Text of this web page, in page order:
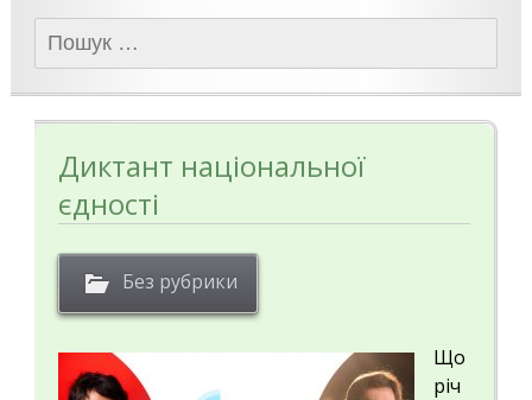
Пошук:
Диктант національної
єдності
Без рубрики
Що
річ